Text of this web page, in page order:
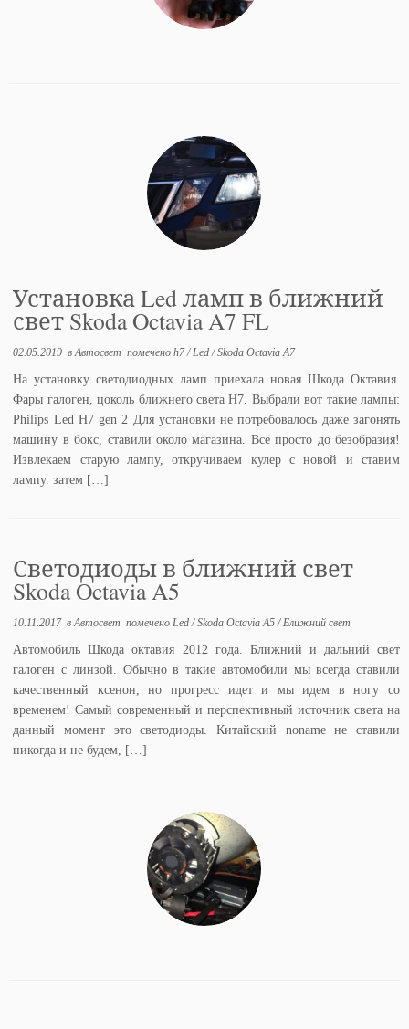
Установка Led ламп в ближний
свет Skoda Octavia A7 FL
02.05.2019 вАвтосвет помеченоh7/ Led/Skoda Octavia A7
На установку светодиодных ламп приехала новая Шкода Октавия.
Фары галоген, цоколь ближнего света H7. Выбрали вот такие лампы:
Philips Led H7 gen 2 Для установки не потребовалось даже загонять
машину в бокс, ставили около магазина. Всё просто до безобразия!
Извлекаем старую лампу, откручиваем кулер с новой и ставим
лампу. затем […]
Светодиоды в ближний свет
Skoda Octavia A5
10.11.2017вАвтосвет помечено Led/Skoda Octavia A5/ Ближний свет
Автомобиль Шкода октавия 2012 года. Ближний и дальний свет
галоген с линзой. Обычно в такие автомобили мы всегда ставили
качественный ксенон, но прогресс идет и мы идем в ногу со
временем! Самый современный и перспективный источник света на
данный момент это светодиоды. Китайский noname не ставили
никогда и не будем, […]